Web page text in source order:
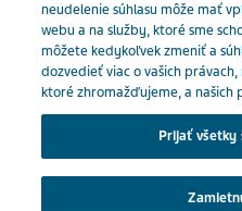
Ste
Na prístup do tejto časti
zdravotníctve, pretože
oblasti sú určené
filmom
PSYCHOLEPTIKÁ
neudelenie súhlasu môže mať
webu a na služby, ktoré sme
môžete kedykoľvek zmeniť a
dozvedieť viac o vašich
ktoré zhromažďujeme, a našich
Prijať všetky